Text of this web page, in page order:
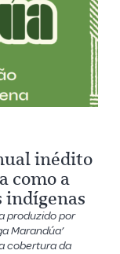
inédito
como a
indígenas
produzido por
Marandúa’
cobertura da